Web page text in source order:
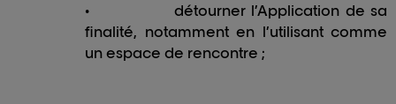
•
détourner l’Application de sa
finalité, notamment en l’utilisant comme
un espace de rencontre ;